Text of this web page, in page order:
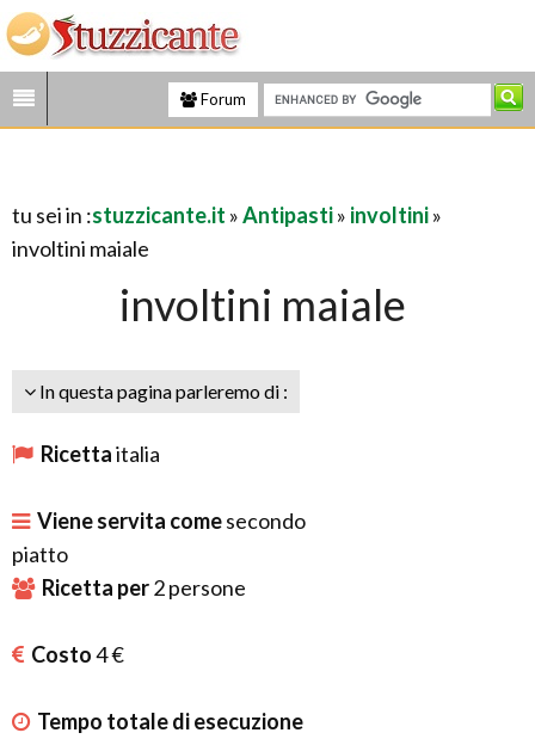
Forum
tu sei in :stuzzicante.it »Antipasti» involtini»
involtini maiale
involtini maiale
In questa pagina parleremo di :
Ricettaitalia
Viene servita comesecondo
piatto
Ricetta per2persone
Costo4 €
Tempo totale di esecuzione